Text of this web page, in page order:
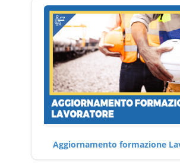
Aggiornamento formazione